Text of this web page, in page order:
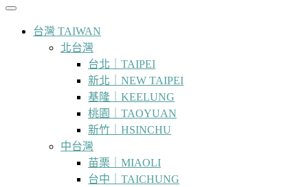
台灣 TAIWAN
北台灣
台北｜TAIPEI
新北｜NEW TAIPEI
基隆｜KEELUNG
桃園｜TAOYUAN
新竹｜HSINCHU
中台灣
苗栗｜MIAOLI
台中｜TAICHUNG